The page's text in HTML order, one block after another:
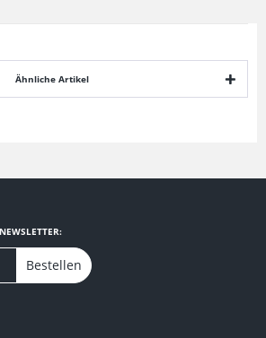
Ähnliche Artikel
Bestellen